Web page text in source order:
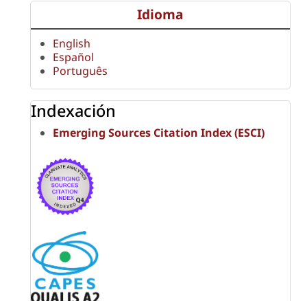
Idioma
English
Español
Português
Indexación
Emerging Sources Citation Index (ESCI)